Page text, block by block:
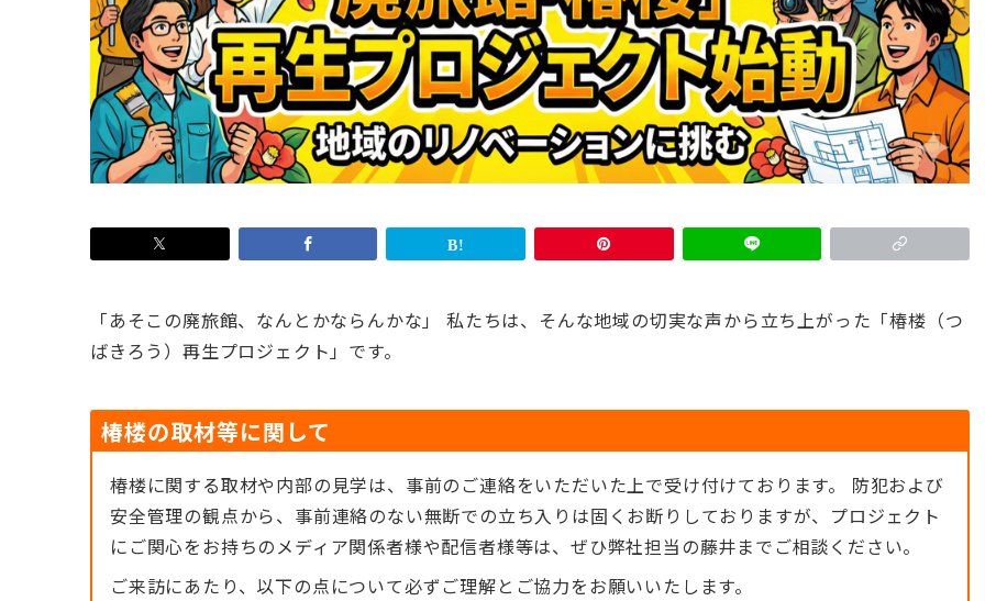
「あそこの廃旅館、なんとかならんかな」 私たちは、そんな地域の切実な声から立ち上がった「椿楼（つ
ばきろう）再生プロジェクト」です。
椿楼の取材等に関して
椿楼に関する取材や内部の見学は、事前のご連絡をいただいた上で受け付けております。 防犯および
安全管理の観点から、事前連絡のない無断での立ち入りは固くお断りしておりますが、プロジェクト
にご関心をお持ちのメディア関係者様や配信者様等は、ぜひ弊社担当の藤井までご相談ください。
ご来訪にあたり、以下の点について必ずご理解とご協力をお願いいたします。